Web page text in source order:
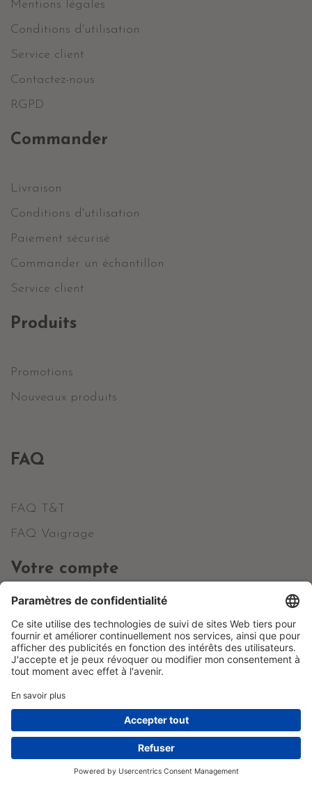
Mentions légales
Conditions d'utilisation
Service client
Contactez-nous
RGPD
Commander
Livraison
Conditions d'utilisation
Paiement sécurisé
Commander un échantillon
Service client
Produits
Promotions
Nouveaux produits
FAQ
FAQ T&T
FAQ Vaigrage
Votre compte
Informations personnelles
Commandes
Avoirs
Adresses